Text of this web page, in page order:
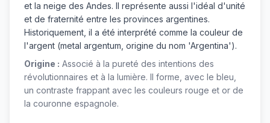
et la neige des Andes. Il représente aussi l'idéal d'unité
et de fraternité entre les provinces argentines.
Historiquement, il a été interprété comme la couleur de
l'argent (metal argentum, origine du nom 'Argentina').
Origine : Associé à la pureté des intentions des
révolutionnaires et à la lumière. Il forme, avec le bleu,
un contraste frappant avec les couleurs rouge et or de
la couronne espagnole.